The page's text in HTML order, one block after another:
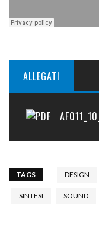
ALLEGATI
TAGS DESIGN
SINTESI SOUND